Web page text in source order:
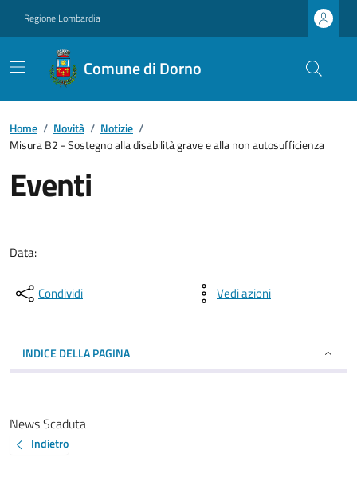
Regione Lombardia
Comune di Dorno
Home / Novità / Notizie /
Misura B2 - Sostegno alla disabilità grave e alla non autosufficienza
Eventi
Data:
Condividi Vedi azioni
INDICE DELLA PAGINA
News Scaduta
Indietro